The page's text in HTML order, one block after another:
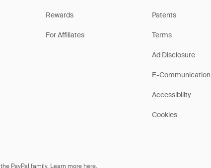
Rewards
For Affiliates
Patents
Terms
Ad Disclosure
E-Communication
Accessibility
Cookies
PayPal family. Learn more here.